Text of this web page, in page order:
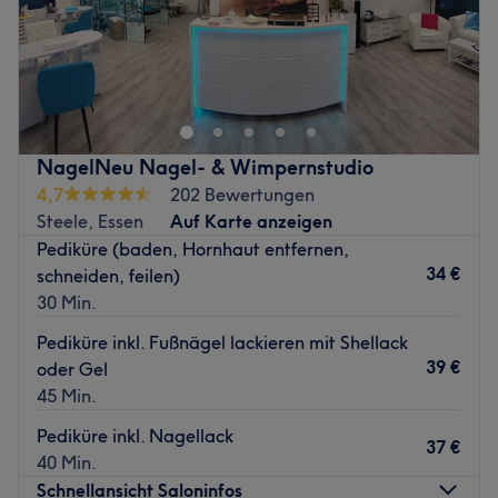
Zurück zur Salonansicht
Zurück zur Salonansicht
NagelNeu Nagel- & Wimpernstudio
4,7
202 Bewertungen
Steele, Essen
Auf Karte anzeigen
Pediküre (baden, Hornhaut entfernen,
schneiden, feilen)
30 Min.
34 €
Pediküre inkl. Fußnägel lackieren mit Shellack
oder Gel
45 Min.
39 €
Pediküre inkl. Nagellack
40 Min.
37 €
Schnellansicht Saloninfos